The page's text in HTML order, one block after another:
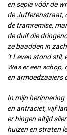
en sepia vóór de
de Jufferenstraat,
de tramremise,
de duif die
ze baadden in
‘t Leven stond stil;
Was er een schop,
en armoedzaaiers
In mijn herinnering
en antraciet, vijf
er hingen altijd
huizen en straten